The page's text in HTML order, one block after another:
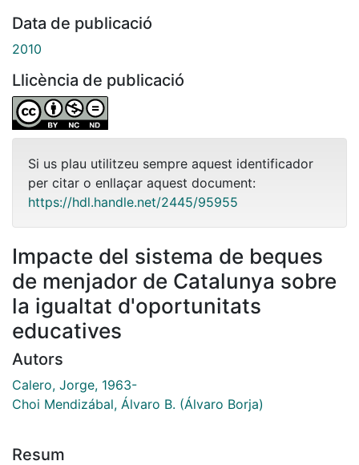
Data de publicació
2010
Llicència de publicació
Si us plau utilitzeu sempre aquest identificador
per citar o enllaçar aquest document:
https://hdl.handle.net/2445/95955
Impacte del sistema de beques
de menjador de Catalunya sobre
la igualtat d'oportunitats
educatives
Autors
Calero, Jorge, 1963-
Choi Mendizábal, Álvaro B. (Álvaro Borja)
Resum